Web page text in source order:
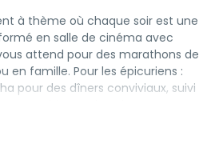
à thème où chaque soir est une
en salle de cinéma avec
attend pour des marathons de
en famille. Pour les épicuriens :
pour des dîners conviviaux, suivi
unique à 10 min du centre de